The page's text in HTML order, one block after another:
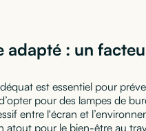
adapté : un
est essentiel pour
pour des lampes de
entre l'écran et
atout pour le bien-être au